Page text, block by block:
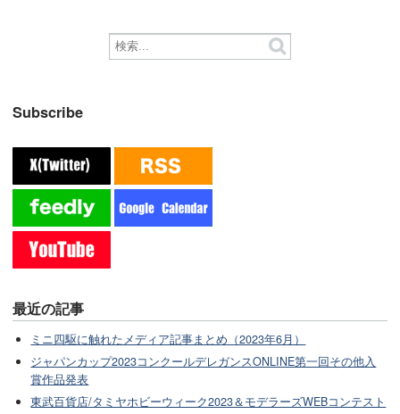
Subscribe
最近の記事
ミニ四駆に触れたメディア記事まとめ（2023年6月）
ジャパンカップ2023コンクールデレガンスONLINE第一回その他入
賞作品発表
東武百貨店/タミヤホビーウィーク2023＆モデラーズWEBコンテスト